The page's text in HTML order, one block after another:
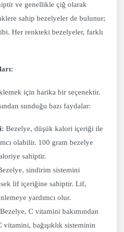
ve genellikle çiğ olarak
sahip bezelyeler de bulunur;
Her renkteki bezelyeler, farklı
için harika bir seçenektir.
sunduğu bazı faydalar:
Bezelye, düşük kalori içeriği ile
olabilir. 100 gram bezelye
sahiptir.
sindirim sistemini
lif içeriğine sahiptir. Lif,
yardımcı olur.
Bezelye, C vitamini bakımından
bağışıklık sisteminin